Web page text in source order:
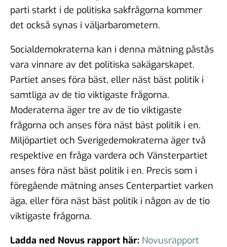
parti starkt i de politiska sakfrågorna kommer
det också synas i väljarbarometern.
Socialdemokraterna kan i denna mätning påstås
vara vinnare av det politiska sakägarskapet.
Partiet anses föra bäst, eller näst bäst politik i
samtliga av de tio viktigaste frågorna.
Moderaterna äger tre av de tio viktigaste
frågorna och anses föra näst bäst politik i en.
Miljöpartiet och Sverigedemokraterna äger två
respektive en fråga vardera och Vänsterpartiet
anses föra näst bäst politik i en. Precis som i
föregående mätning anses Centerpartiet varken
äga, eller föra näst bäst politik i någon av de tio
viktigaste frågorna.
Ladda ned Novus rapport här: Novusrapport